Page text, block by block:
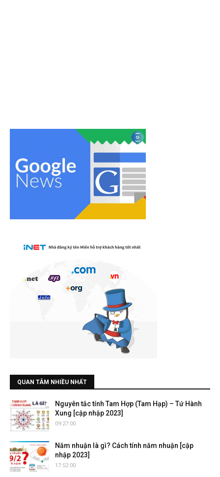
QUAN TÂM NHIỀU NHẤT
Nguyên tắc tính Tam Hợp (Tam Hạp) – Tứ Hành
Xung [cập nhập 2023]
09:27:00
Năm nhuận là gì? Cách tính năm nhuận [cập
nhập 2023]
17:52:00